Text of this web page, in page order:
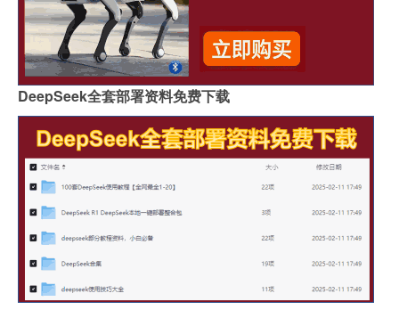
DeepSeek全套部署资料免费下载